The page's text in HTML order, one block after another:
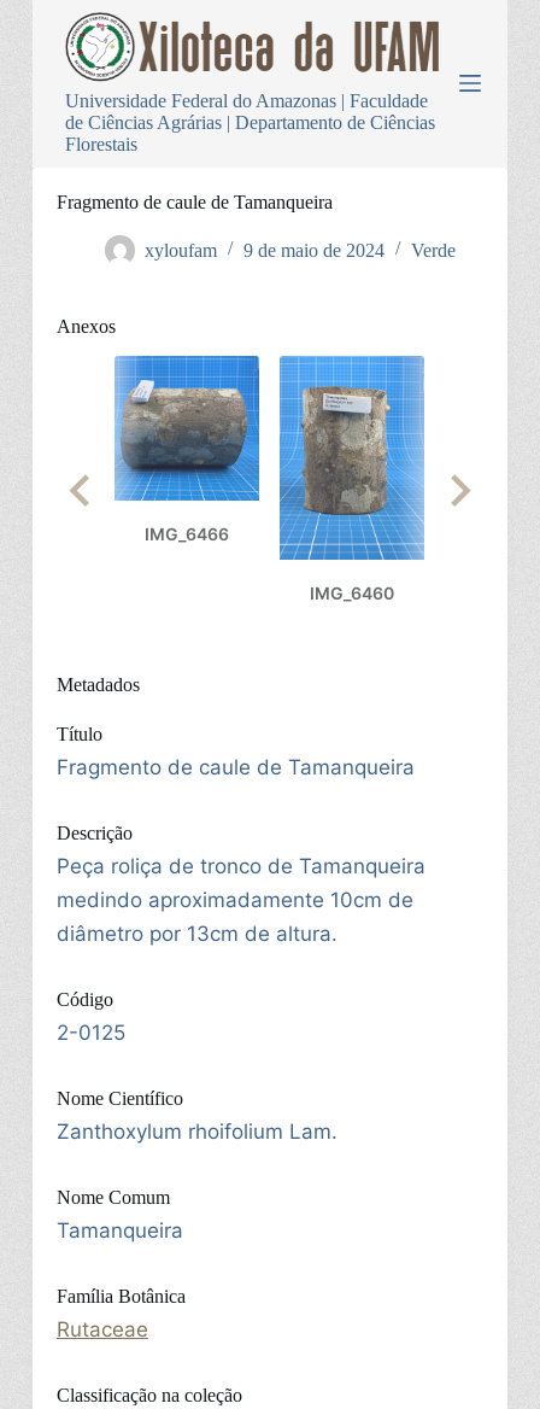
Universidade Federal do Amazonas | Faculdade
de Ciências Agrárias | Departamento de Ciências
Florestais
Fragmento de caule de Tamanqueira
xyloufam 9 de maio de 2024 Verde
Anexos
IMG_6466
IMG_6460
Metadados
Título
Fragmento de caule de Tamanqueira
Descrição
Peça roliça de tronco de Tamanqueira
medindo aproximadamente 10cm de
diâmetro por 13cm de altura.
Código
2-0125
Nome Científico
Zanthoxylum rhoifolium Lam.
Nome Comum
Tamanqueira
Família Botânica
Rutaceae
Classificação na coleção